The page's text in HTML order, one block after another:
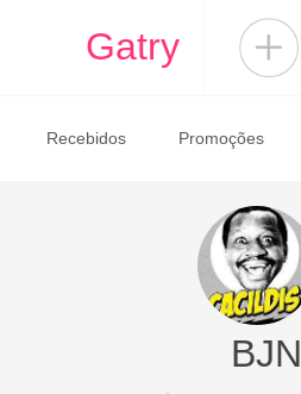
Gatry
Recebidos Promoções
BJN